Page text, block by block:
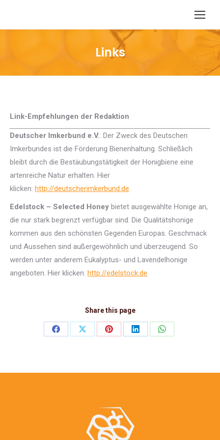
Links
Sie befinden sich hier:
Link-Empfehlungen der Redaktion
Deutscher Imkerbund e.V.: Der Zweck des Deutschen
Imkerbundes ist die Förderung Bienenhaltung. Schließlich
bleibt durch die Bestäubungstätigkeit der Honigbiene eine
artenreiche Natur erhalten. Hier
klicken: http://deutscherimkerbund.de
Edelstock – Selected Honey bietet ausgewählte Honige an,
die nur stark begrenzt verfügbar sind. Die Qualitätshonige
kommen aus den schönsten Gegenden Europas. Geschmack
und Aussehen sind außergewöhnlich und überzeugend. So
werden unter anderem Eukalyptus- und Lavendelhonige
angeboten. Hier klicken: http://edelstock.de
Share this page
Share
Share
Share
Share
Share